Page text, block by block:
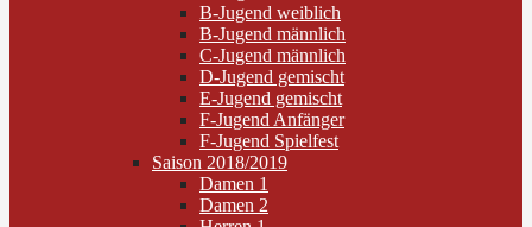
B-Jugend weiblich
B-Jugend männlich
C-Jugend männlich
D-Jugend gemischt
E-Jugend gemischt
F-Jugend Anfänger
F-Jugend Spielfest
Saison 2018/2019
Damen 1
Damen 2